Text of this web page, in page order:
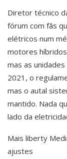
Diretor técnico
fórum com fãs
elétricos num
motores
mas as
2021, o
mas o autal
mantido. Nada
lado da
Mais liberty
ajustes